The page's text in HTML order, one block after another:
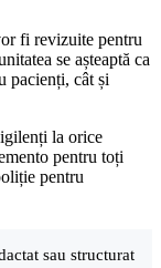
fi revizuite pentru
se așteaptă ca
pacienți, cât și
la orice
pentru toți
pentru
sau structurat